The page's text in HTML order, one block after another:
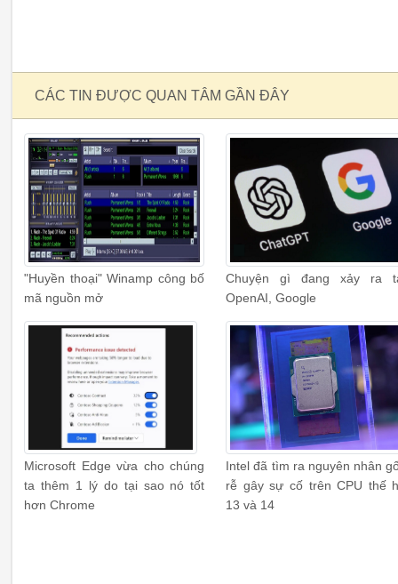
CÁC TIN ĐƯỢC QUAN TÂM GẦN ĐÂY
"Huyền thoại" Winamp công bố
mã nguồn mở
Chuyện gì đang xảy ra
OpenAI, Google
Microsoft Edge vừa cho chúng
ta thêm 1 lý do tại sao nó tốt
hơn Chrome
Intel đã tìm ra nguyên nhân
rễ gây sự cố trên CPU thế
13 và 14